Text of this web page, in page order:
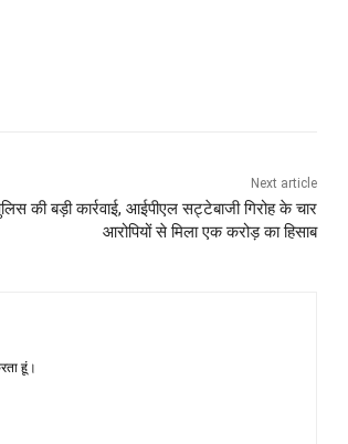
Next article
की बड़ी कार्रवाई, आईपीएल सट्टेबाजी गिरोह के चार
आरोपियों से मिला एक करोड़ का हिसाब
हूं।